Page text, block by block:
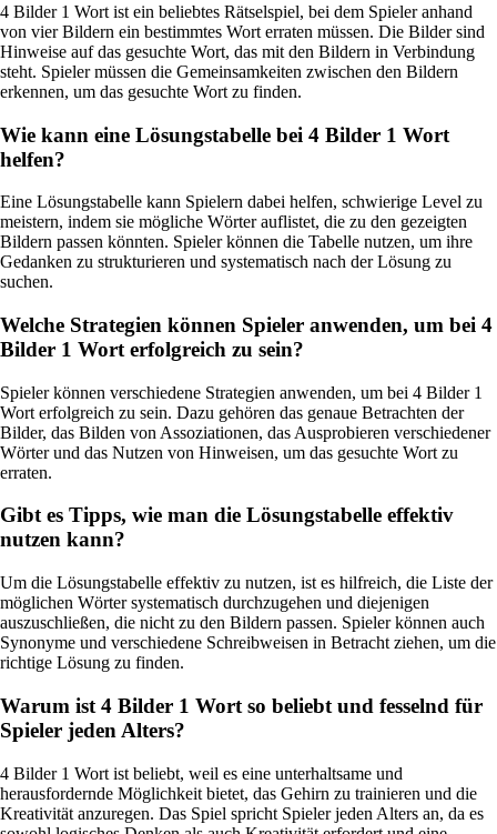
4 Bilder 1 Wort ist ein beliebtes Rätselspiel, bei dem Spieler anhand
von vier Bildern ein bestimmtes Wort erraten müssen. Die Bilder sind
Hinweise auf das gesuchte Wort, das mit den Bildern in Verbindung
steht. Spieler müssen die Gemeinsamkeiten zwischen den Bildern
erkennen, um das gesuchte Wort zu finden.
Wie kann eine Lösungstabelle bei 4 Bilder 1 Wort
helfen?
Eine Lösungstabelle kann Spielern dabei helfen, schwierige Level zu
meistern, indem sie mögliche Wörter auflistet, die zu den gezeigten
Bildern passen könnten. Spieler können die Tabelle nutzen, um ihre
Gedanken zu strukturieren und systematisch nach der Lösung zu
suchen.
Welche Strategien können Spieler anwenden, um bei 4
Bilder 1 Wort erfolgreich zu sein?
Spieler können verschiedene Strategien anwenden, um bei 4 Bilder 1
Wort erfolgreich zu sein. Dazu gehören das genaue Betrachten der
Bilder, das Bilden von Assoziationen, das Ausprobieren verschiedener
Wörter und das Nutzen von Hinweisen, um das gesuchte Wort zu
erraten.
Gibt es Tipps, wie man die Lösungstabelle effektiv
nutzen kann?
Um die Lösungstabelle effektiv zu nutzen, ist es hilfreich, die Liste der
möglichen Wörter systematisch durchzugehen und diejenigen
auszuschließen, die nicht zu den Bildern passen. Spieler können auch
Synonyme und verschiedene Schreibweisen in Betracht ziehen, um die
richtige Lösung zu finden.
Warum ist 4 Bilder 1 Wort so beliebt und fesselnd für
Spieler jeden Alters?
4 Bilder 1 Wort ist beliebt, weil es eine unterhaltsame und
herausfordernde Möglichkeit bietet, das Gehirn zu trainieren und die
Kreativität anzuregen. Das Spiel spricht Spieler jeden Alters an, da es